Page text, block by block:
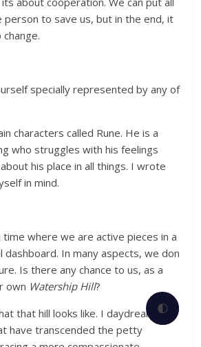
🌓
person to save us, but in the end, it
specially represented by any of
characters called Rune. He is a
who struggles with his feelings
his place in all things. I wrote
in mind.
time where we are active pieces in a
dashboard. In many aspects, we don
Is there any chance to us, as a
own Watership Hill?
that hill looks like. I daydream
have transcended the petty